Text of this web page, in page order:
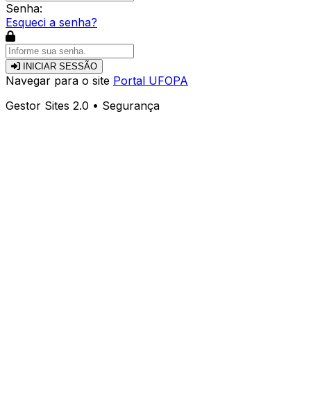
Senha:
Esqueci a senha?
INICIAR SESSÃO
Navegar para o site Portal UFOPA
Gestor Sites 2.0 • Segurança